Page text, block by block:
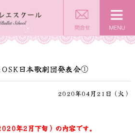
日本歌劇団発表会①
2020年04月21日（火）
年2月下旬）の内容です。